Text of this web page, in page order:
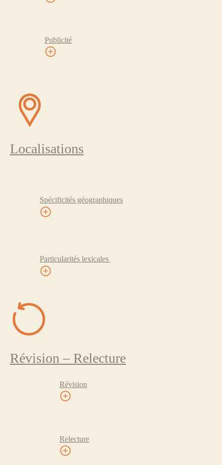
Publicité
Localisations
Spécificités géographiques
Particularités lexicales
Révision – Relecture
Révision
Relecture